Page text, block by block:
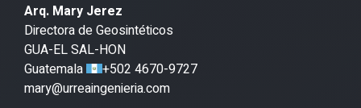
Arq. Mary Jerez
Directora de Geosintéticos
GUA-EL SAL-HON
Guatemala
+502 4670-9727
mary@urreaingenieria.com